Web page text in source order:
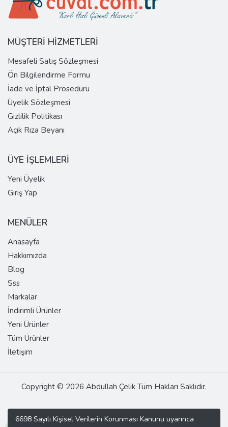
MÜŞTERİ HİZMETLERİ
Mesafeli Satış Sözleşmesi
Ön Bilgilendirme Formu
İade ve İptal Prosedürü
Üyelik Sözleşmesi
Gizlilik Politikası
Açık Rıza Beyanı
ÜYE İŞLEMLERİ
Yeni Üyelik
Giriş Yap
MENÜLER
Anasayfa
Hakkımızda
Blog
Sss
Markalar
İndirimli Ürünler
Yeni Ürünler
Tüm Ürünler
İletişim
Copyright © 2026 Abdullah Çelik Tüm Hakları Saklıdır.
6698 Sayılı Kişisel Verilerin Korunması Kanunu uyarınca